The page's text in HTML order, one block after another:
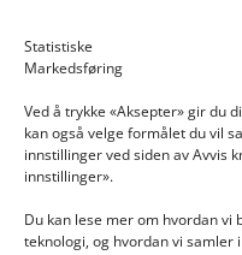
Statistiske
Markedsføring
Ved å trykke «Aksepter» gir du
kan også velge formålet du vil
innstillinger ved siden av Avvis
innstillinger».
Du kan lese mer om hvordan
teknologi, og hvordan vi samler